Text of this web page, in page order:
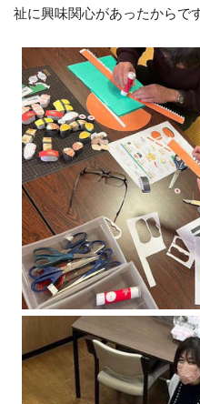
祉に興味関心があったからです